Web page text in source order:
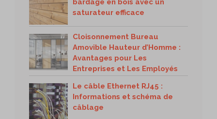
bardage en bois avec un
saturateur efficace
Cloisonnement Bureau
Amovible Hauteur d’Homme :
Avantages pour Les
Entreprises et Les Employés
Le câble Ethernet RJ45 :
Informations et schéma de
câblage